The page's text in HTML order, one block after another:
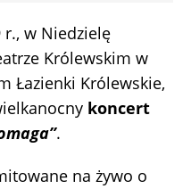
r., w Niedzielę
Królewskim w
Łazienki Królewskie,
koncert
.
na żywo o